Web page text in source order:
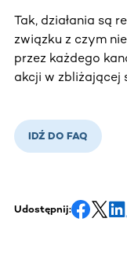
Tak, działania są
związku z czym
przez każdego
akcji w zbliżającej
IDŹ DO FAQ
Udostępnij: